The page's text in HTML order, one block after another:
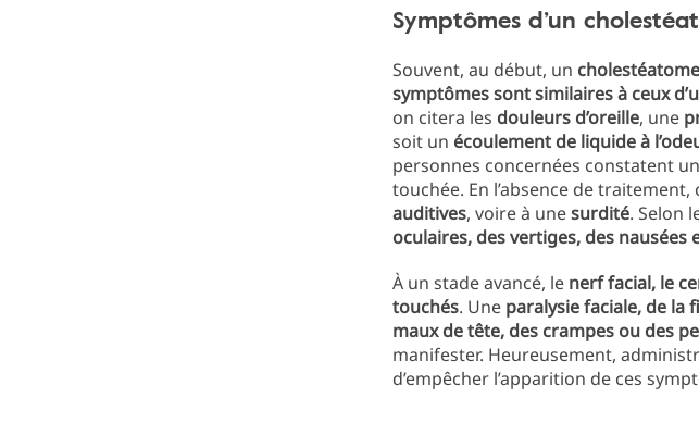
Symptômes d’un
Souvent, au début, un cholestéatome
symptômes sont similaires à ceux
on citera les douleurs d’oreille, une
soit un écoulement de liquide à
personnes concernées constatent
touchée. En l’absence de
auditives, voire à unesurdité. Selon
oculaires, des vertiges, des nausées
À un stade avancé, le nerf facial, le
touchés. Une paralysie faciale, de la
maux de tête, des crampes ou des
manifester. Heureusement,
d’empêcher l’apparition de ces